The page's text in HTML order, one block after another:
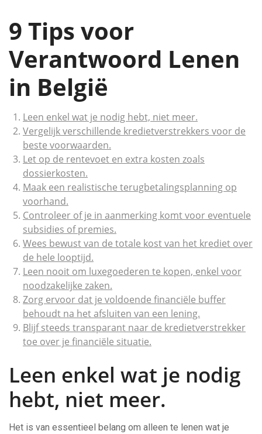
9 Tips voor
Verantwoord Lenen
in België
Leen enkel wat je nodig hebt, niet meer.
Vergelijk verschillende kredietverstrekkers voor de
beste voorwaarden.
Let op de rentevoet en extra kosten zoals
dossierkosten.
Maak een realistische terugbetalingsplanning op
voorhand.
Controleer of je in aanmerking komt voor eventuele
subsidies of premies.
Wees bewust van de totale kost van het krediet over
de hele looptijd.
Leen nooit om luxegoederen te kopen, enkel voor
noodzakelijke zaken.
Zorg ervoor dat je voldoende financiële buffer
behoudt na het afsluiten van een lening.
Blijf steeds transparant naar de kredietverstrekker
toe over je financiële situatie.
Leen enkel wat je nodig
hebt, niet meer.
Het is van essentieel belang om alleen te lenen wat je